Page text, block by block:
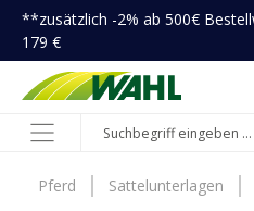
springen
**zusätzlich -2% ab 500€
179 €
Pferd Sattelunterlagen